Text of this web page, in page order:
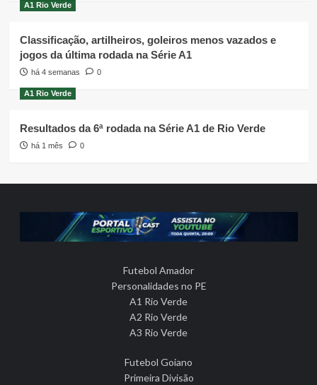
A1 Rio Verde
Classificação, artilheiros, goleiros menos vazados e
jogos da última rodada na Série A1
há 4 semanas 0
A1 Rio Verde
Resultados da 6ª rodada na Série A1 de Rio Verde
há 1 mês 0
Futebol Amador
Personalidades no PE
A1 Rio Verde
A2 Rio Verde
A3 Rio Verde
Futebol Goiano
Primeira Divisão